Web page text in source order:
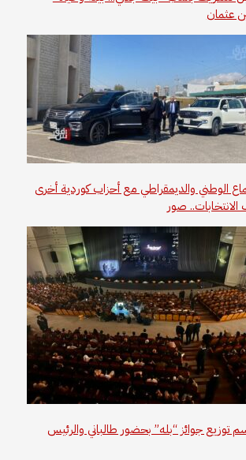
عثمان
الوطني والديمقراطي مع أحزاب كوردية أخرى
صور
توزيع جوائز “بله” بحضور طالباني والرئيس